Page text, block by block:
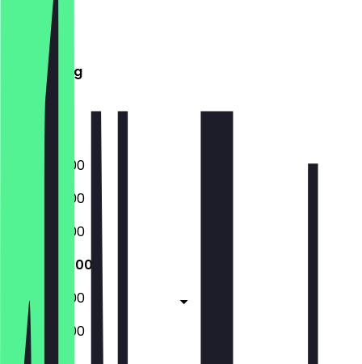
Maandag
Dinsdag
Woensdag
Donderdag
Vrijdag
Zaterdag
Zondag
10:00 - 20:00
10:00 - 20:00
10:00 - 20:00
10:00 - 20:00
10:00 - 20:00
10:00 - 20:00